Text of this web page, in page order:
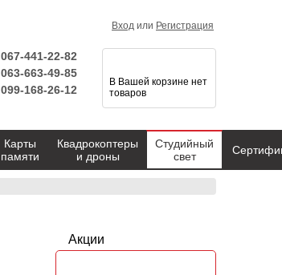
Акции
Вход или Регистрация
067-441-22-82
063-663-49-85
099-168-26-12
В Вашей корзине нет
товаров
Карты
памяти
Квадрокоптеры
и дроны
Студийный
свет